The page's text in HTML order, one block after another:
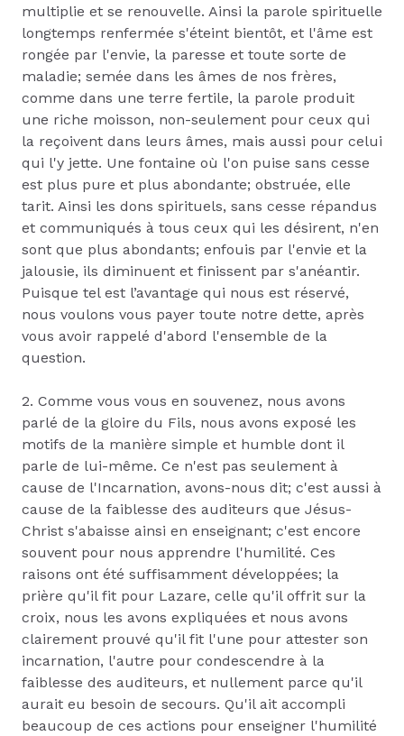
multiplie et se renouvelle. Ainsi la parole spirituelle
longtemps renfermée s'éteint bientôt, et l'âme est
rongée par l'envie, la paresse et toute sorte de
maladie; semée dans les âmes de nos frères,
comme dans une terre fertile, la parole produit
une riche moisson, non-seulement pour ceux qui
la reçoivent dans leurs âmes, mais aussi pour celui
qui l'y jette. Une fontaine où l'on puise sans cesse
est plus pure et plus abondante; obstruée, elle
tarit. Ainsi les dons spirituels, sans cesse répandus
et communiqués à tous ceux qui les désirent, n'en
sont que plus abondants; enfouis par l'envie et la
jalousie, ils diminuent et finissent par s'anéantir.
Puisque tel est l’avantage qui nous est réservé,
nous voulons vous payer toute notre dette, après
vous avoir rappelé d'abord l'ensemble de la
question.
2. Comme vous vous en souvenez, nous avons
parlé de la gloire du Fils, nous avons exposé les
motifs de la manière simple et humble dont il
parle de lui-même. Ce n'est pas seulement à
cause de l'Incarnation, avons-nous dit; c'est aussi à
cause de la faiblesse des auditeurs que Jésus-
Christ s'abaisse ainsi en enseignant; c'est encore
souvent pour nous apprendre l'humilité. Ces
raisons ont été suffisamment développées; la
prière qu'il fit pour Lazare, celle qu'il offrit sur la
croix, nous les avons expliquées et nous avons
clairement prouvé qu'il fit l'une pour attester son
incarnation, l'autre pour condescendre à la
faiblesse des auditeurs, et nullement parce qu'il
aurait eu besoin de secours. Qu'il ait accompli
beaucoup de ces actions pour enseigner l'humilité